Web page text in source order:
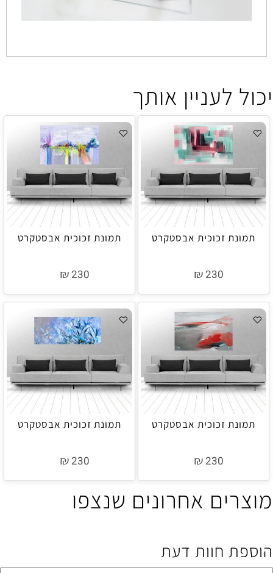
יכול לעניין אותך
תמונת זכוכית אבסטקרט
₪ 230
תמונת זכוכית אבסטקרט
₪ 230
תמונת זכוכית אבסטקרט
₪ 230
תמונת זכוכית אבסטקרט
₪ 230
מוצרים אחרונים שנצפו
הוספת חוות דעת